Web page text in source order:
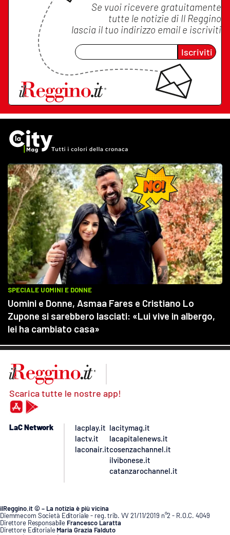
Se vuoi ricevere gratuitamente
tutte le notizie di Il Reggino
lascia il tuo indirizzo email e iscriviti
Iscriviti
Scarica tutte le nostre app!
LaC Network
lacplay.it
lactv.it
laconair.it
lacitymag.it
lacapitalenews.it
cosenzachannel.it
ilvibonese.it
catanzarochannel.it
ilReggino.it © – La notizia è più vicina
Diemmecom Società Editoriale - reg. trib. VV 21/11/2019 n°2 - R.O.C. 4049
Direttore Responsabile Francesco Laratta
Direttore Editoriale Maria Grazia Falduto